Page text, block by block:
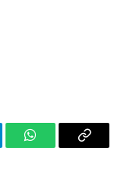
WhatsAppCopy